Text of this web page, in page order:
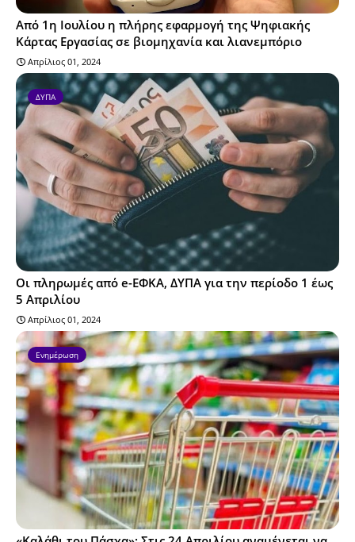
Από 1η Ιουλίου η πλήρης εφαρμογή της Ψηφιακής
Κάρτας Εργασίας σε βιομηχανία και λιανεμπόριο
Απρίλιος 01, 2024
ΔΥΠΑ
Οι πληρωμές από e-ΕΦΚΑ, ΔΥΠΑ για την περίοδο 1 έως
5 Απριλίου
Απρίλιος 01, 2024
Ενημέρωση